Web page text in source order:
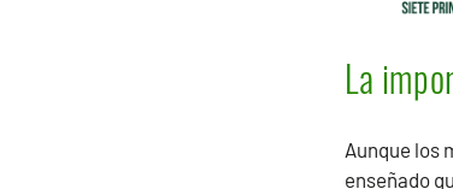
La
Aunque los
enseñado